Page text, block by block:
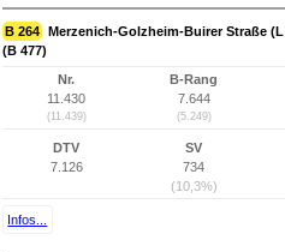
B 264 Merzenich-Golzheim-Buirer Straße
(B 477)
Nr.
11.430
(11.439)
B-Rang
7.644
(5.249)
DTV
7.126
SV
734
(10,3%)
Infos...